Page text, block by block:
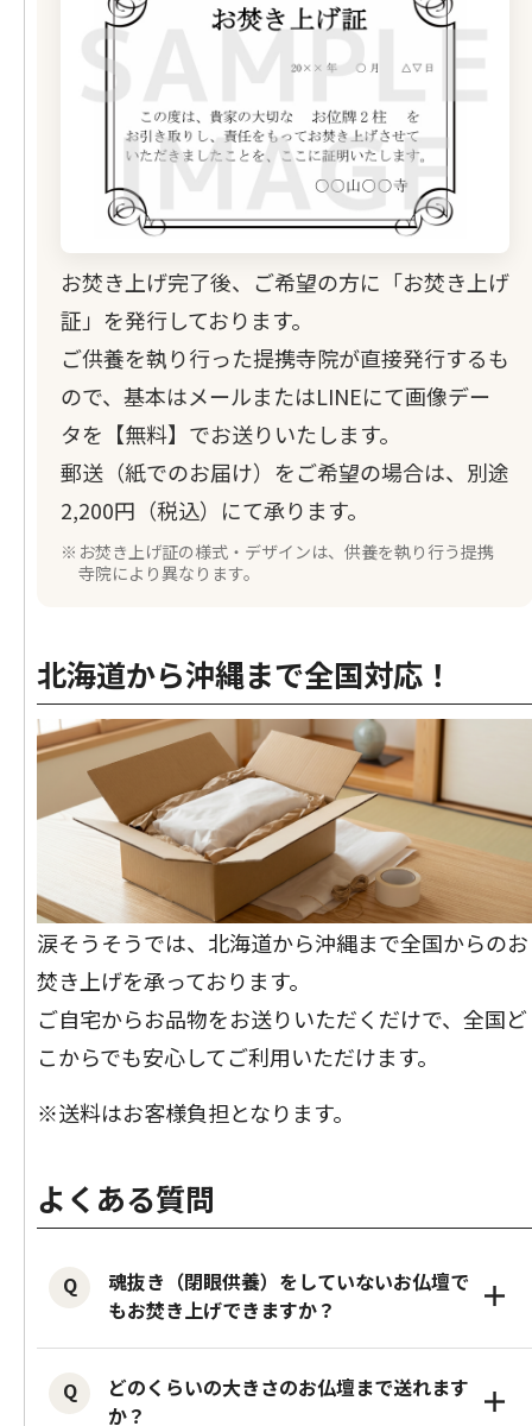
お焚き上げ完了後、ご希望の方に「お焚き上げ
証」を発行しております。
ご供養を執り行った提携寺院が直接発行するも
ので、基本はメールまたはLINEにて画像デー
タを【無料】でお送りいたします。
郵送（紙でのお届け）をご希望の場合は、別途
2,200円（税込）にて承ります。
お焚き上げ証の様式・デザインは、供養を執り行う提携
寺院により異なります。
北海道から沖縄まで全国対応！
涙そうそうでは、北海道から沖縄まで全国からのお
焚き上げを承っております。
ご自宅からお品物をお送りいただくだけで、全国ど
こからでも安心してご利用いただけます。
※送料はお客様負担となります。
よくある質問
魂抜き（閉眼供養）をしていないお仏壇で
もお焚き上げできますか？
＋
一般的には、お仏壇を処分する前に魂抜
どのくらいの大きさのお仏壇まで送れます
か？
＋